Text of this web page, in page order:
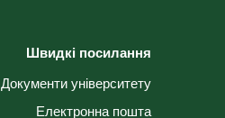
Швидкі посилання
Документи університету
Електронна пошта